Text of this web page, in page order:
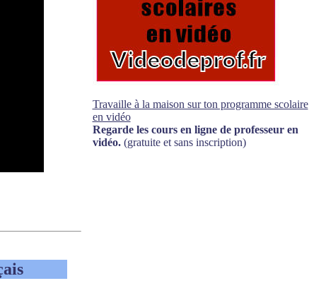
Travaille à la maison sur ton programme scolaire
en vidéo
Regarde les cours en ligne de professeur en
vidéo.(gratuite et sans inscription)